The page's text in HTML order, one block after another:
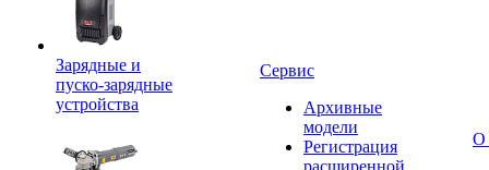
Зарядные и
пуско-зарядные
устройства
Сервис
Архивные
модели
Регистрация
расширенной
О